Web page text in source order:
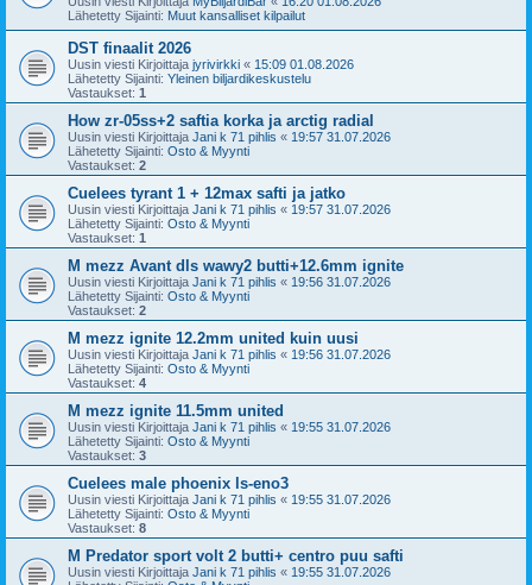
Lähetetty Sijainti: Muut kansalliset kilpailut
DST finaalit 2026
Uusin viesti Kirjoittaja jyrivirkki « 15:09 01.08.2026
Lähetetty Sijainti: Yleinen biljardikeskustelu
Vastaukset: 1
How zr-05ss+2 saftia korka ja arctig radial
Uusin viesti Kirjoittaja Jani k 71 pihlis « 19:57 31.07.2026
Lähetetty Sijainti: Osto & Myynti
Vastaukset: 2
Cuelees tyrant 1 + 12max safti ja jatko
Uusin viesti Kirjoittaja Jani k 71 pihlis « 19:57 31.07.2026
Lähetetty Sijainti: Osto & Myynti
Vastaukset: 1
M mezz Avant dls wawy2 butti+12.6mm ignite
Uusin viesti Kirjoittaja Jani k 71 pihlis « 19:56 31.07.2026
Lähetetty Sijainti: Osto & Myynti
Vastaukset: 2
M mezz ignite 12.2mm united kuin uusi
Uusin viesti Kirjoittaja Jani k 71 pihlis « 19:56 31.07.2026
Lähetetty Sijainti: Osto & Myynti
Vastaukset: 4
M mezz ignite 11.5mm united
Uusin viesti Kirjoittaja Jani k 71 pihlis « 19:55 31.07.2026
Lähetetty Sijainti: Osto & Myynti
Vastaukset: 3
Cuelees male phoenix ls-eno3
Uusin viesti Kirjoittaja Jani k 71 pihlis « 19:55 31.07.2026
Lähetetty Sijainti: Osto & Myynti
Vastaukset: 8
M Predator sport volt 2 butti+ centro puu safti
Uusin viesti Kirjoittaja Jani k 71 pihlis « 19:55 31.07.2026